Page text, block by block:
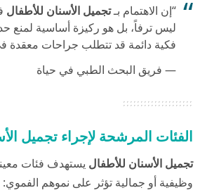
“إن الاهتمام بـتجميل الأسنان للأطفال
ليس ترفاً، بل هو ركيزة أساسية لمنع
فكية دائمة قد تتطلب جراحات معقدة
— فريق البحث الطبي في حياة
الفئات المرشحة لإجراء تجميل
تجميل الأسنان للأطفال يستهدف فئات
وظيفية أو جمالية تؤثر على نموهم الفموي: